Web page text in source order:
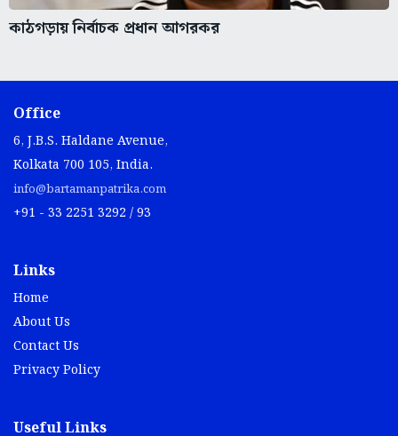
কাঠগড়ায় নির্বাচক প্রধান আগরকর
Office
6, J.B.S. Haldane Avenue,
Kolkata 700 105, India.
info@bartamanpatrika.com
+91 - 33 2251 3292 / 93
Links
Home
About Us
Contact Us
Privacy Policy
Useful Links